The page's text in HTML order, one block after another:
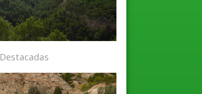
Destacadas